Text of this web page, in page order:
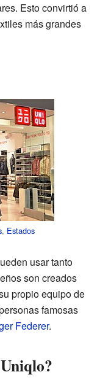
Esto convirtió a
más grandes
, Estados
usar tanto
son creados
propio equipo de
famosas
Federer.